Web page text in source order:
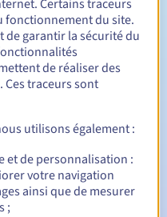
Entre 1 et 10 ans
15, 7 et 3 jours avant la
Certains traceurs
fonctionnement du site.
garantir la sécurité du
de réaliser des
Ces traceurs sont
utilisons également :
et de personnalisation :
votre navigation
ainsi que de mesurer
;